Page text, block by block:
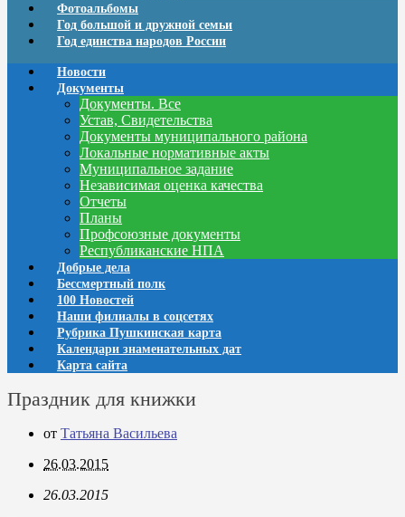
Фотоальбомы
Год большой и дружной семьи
Год единства народов России
Новости
Документы
Документы. Все
Устав, Свидетельства
Документы муниципального района
Локальные нормативные акты
Муниципальное задание
Независимая оценка качества
Отчеты
Планы
Профсоюзные документы
Республиканские НПА
Добрые дела
Бессмертный полк
100 Новостей
Наши филиалы в соцсетях
Рубрика Пушкинская карта
Календари знаменательных дат
Карта сайта
Праздник для книжки
от Татьяна Васильева
26.03.2015
26.03.2015